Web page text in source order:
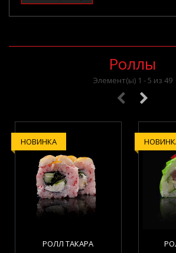
Роллы
Элемент(ы) 1 - 5 из 49
НОВИНКА
РОЛЛ ТАКАРА